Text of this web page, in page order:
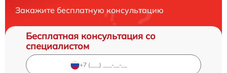
Закажите бесплатную консультацию
Бесплатная консультация со
специалистом